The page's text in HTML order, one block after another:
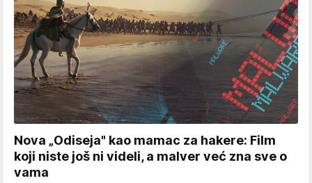
Nova „Odiseja" kao mamac za hakere: Film
koji niste još ni videli, a malver već zna sve o
vama